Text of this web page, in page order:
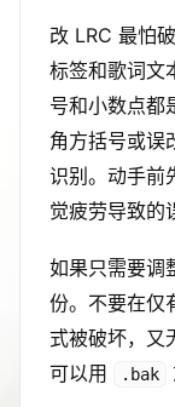
改 LRC 最怕
标签和歌词文
号和小数点都
角方括号或误
识别。动手前
觉疲劳导致的
如果只需要调
份。不要在仅
式被破坏，又
可以用
.bak